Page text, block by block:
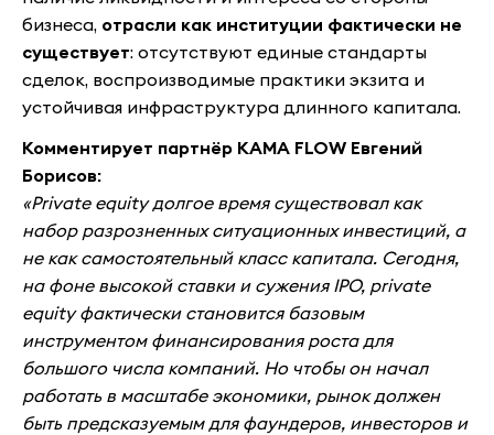
бизнеса, отрасли как институции фактически не
существует: отсутствуют единые стандарты
сделок, воспроизводимые практики экзита и
устойчивая инфраструктура длинного капитала.
Комментирует партнёр KAMA FLOW Евгений
Борисов:
«Private equity долгое время существовал как
набор разрозненных ситуационных инвестиций, а
не как самостоятельный класс капитала. Сегодня,
на фоне высокой ставки и сужения IPO, private
equity фактически становится базовым
инструментом финансирования роста для
большого числа компаний. Но чтобы он начал
работать в масштабе экономики, рынок должен
быть предсказуемым для фаундеров, инвесторов и